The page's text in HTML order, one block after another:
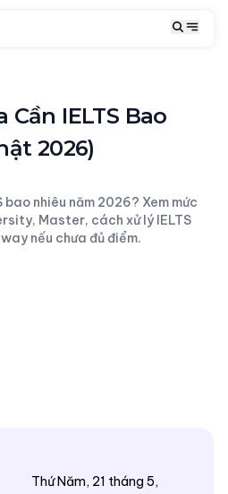
Cần IELTS Bao
2026)
nhiêu năm 2026? Xem mức
Master, cách xử lý IELTS
nếu chưa đủ điểm.
Thứ Năm, 21 tháng 5,